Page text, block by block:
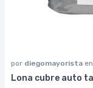
por diegomayorista en
Lona cubre auto